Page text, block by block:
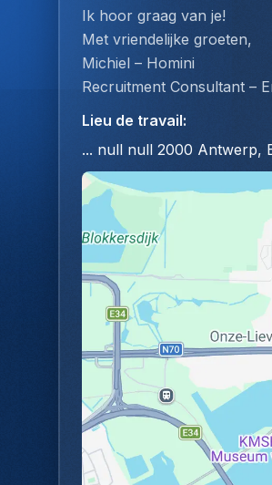
Ik hoor graag van je!
Met vriendelijke groeten,
Michiel – Homini
Recruitment Consultant –
Lieu de travail:
... null null 2000 Antwerp,